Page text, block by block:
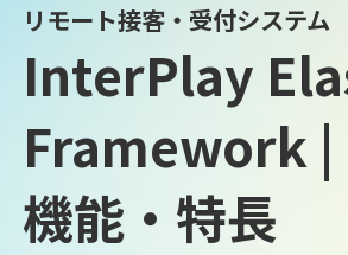
リモート接客・受付システム
InterPlay
Framework |
機能・特長